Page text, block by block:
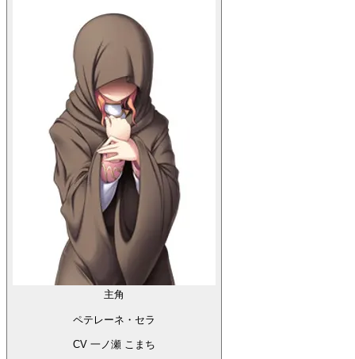
主角
ペテレーネ・セラ
CV 一ノ瀬 こまち